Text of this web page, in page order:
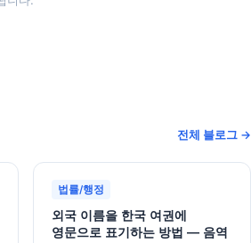
전체 블로그 →
법률/행정
외국 이름을 한국 여권에
영문으로 표기하는 방법 — 음역